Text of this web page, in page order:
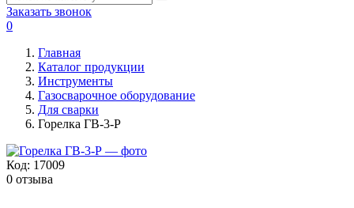
Заказать звонок
0
Главная
Каталог продукции
Инструменты
Газосварочное оборудование
Для сварки
Горелка ГВ-3-Р
Код: 17009
0 отзыва